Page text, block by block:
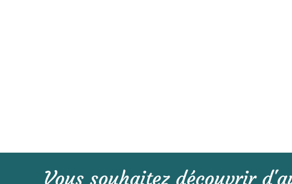
Vous souhaitez découvrir